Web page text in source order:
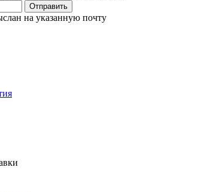
Отправить
на указанную почту